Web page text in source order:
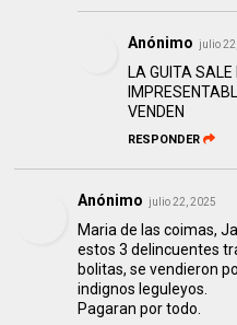
Anónimo julio
LA GUITA
VENDEN
RESPONDER
Anónimo julio 22, 2025
Maria de las coimas,
estos 3 delincuentes
bolitas, se vendieron
indignos leguleyos.
Pagaran por todo.